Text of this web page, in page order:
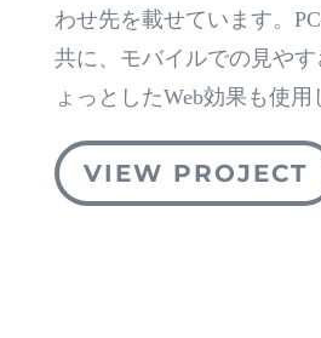
わせ先を載せています。
共に、モバイルでの見や
ょっとしたWeb効果も使用
VIEW PROJECT